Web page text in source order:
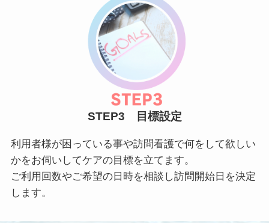
STEP3 目標設定
利用者様が困っている事や訪問看護で何をして欲しい
かをお伺いしてケアの目標を立てます。
ご利用回数やご希望の日時を相談し訪問開始日を決定
します。